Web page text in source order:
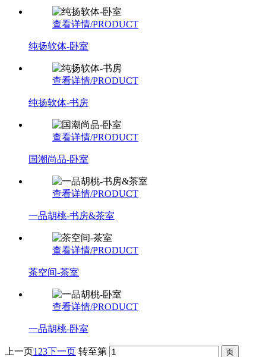
查看详情/PRODUCT
纯扬软体-卧室
查看详情/PRODUCT
纯扬软体-书房
查看详情/PRODUCT
国潮尚品-卧室
查看详情/PRODUCT
一品胡桃-书房&茶室
查看详情/PRODUCT
茶空间-茶室
查看详情/PRODUCT
一品胡桃-卧室
上一页1 23下一页 转至第